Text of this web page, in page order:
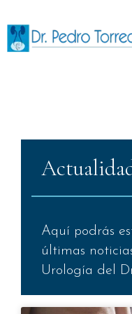
Aquí podrás
últimas
Urología del